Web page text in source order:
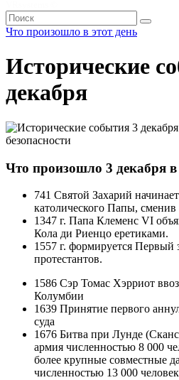
Что произошло в этот день
Исторические
декабря
Что произошло 3 декабря
741 Святой Захарий
католического Папы,
1347 г. Папа Клеменс VI
Кола ди Риенцо еретиками.
1557 г. формируется Первый
протестантов.
1586 Сэр Томас Хэрриот
Колумбии
1639 Принятие первого
суда
1676 Битва при Лунде
армия численностью 8 000
более крупные совместные
численностью 13 000